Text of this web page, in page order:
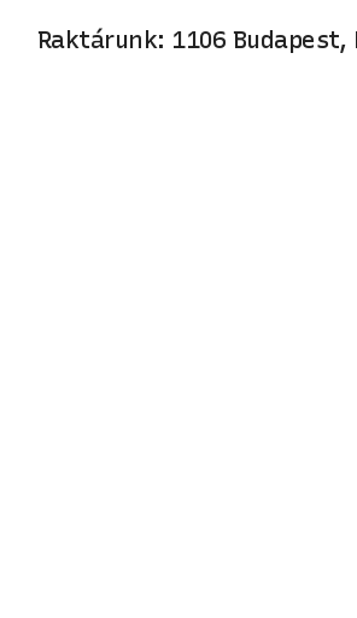
Raktárunk: 1106 Budapest,